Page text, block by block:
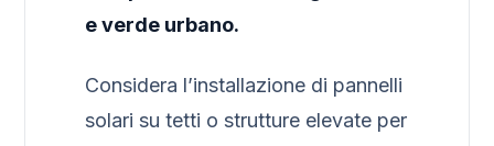
e verde urbano.
Considera l’installazione di pannelli
solari su tetti o strutture elevate per